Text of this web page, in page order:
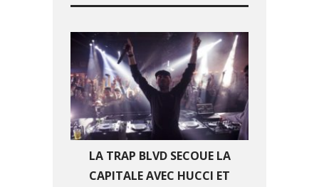
LA TRAP BLVD SECOUE LA
CAPITALE AVEC HUCCI ET